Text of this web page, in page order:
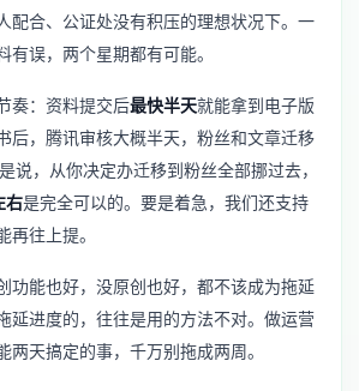
配合、公证处没有积压的理想状况下。一
有误，两个星期都有可能。
奏：资料提交后最快半天就能拿到电子版
后，腾讯审核大概半天，粉丝和文章迁移
说，从你决定办迁移到粉丝全部挪过去，
右是完全可以的。要是着急，我们还支持
再往上提。
功能也好，没原创也好，都不该成为拖延
延进度的，往往是用的方法不对。做运营
两天搞定的事，千万别拖成两周。